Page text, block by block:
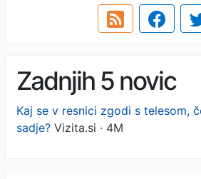
Zadnjih 5 novic
Kaj se v resnici zgodi s telesom,
sadje? Vizita.si · 4M